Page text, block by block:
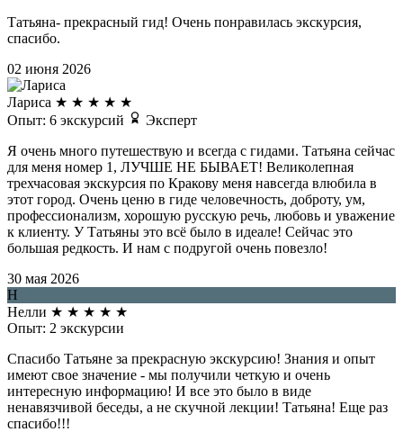
Татьяна- прекрасный гид! Очень понравилась экскурсия,
спасибо.
02 июня 2026
Лариса ★ ★ ★ ★ ★
Опыт: 6 экскурсий
Эксперт
Я очень много путешествую и всегда с гидами. Татьяна сейчас
для меня номер 1, ЛУЧШЕ НЕ БЫВАЕТ! Великолепная
трехчасовая экскурсия по Кракову меня навсегда влюбила в
этот город. Очень ценю в гиде человечность, доброту, ум,
профессионализм, хорошую русскую речь, любовь и уважение
к клиенту. У Татьяны это всё было в идеале! Сейчас это
большая редкость. И нам с подругой очень повезло!
30 мая 2026
Н
Нелли ★ ★ ★ ★ ★
Опыт: 2 экскурсии
Спасибо Татьяне за прекрасную экскурсию! Знания и опыт
имеют свое значение - мы получили четкую и очень
интересную информацию! И все это было в виде
ненавязчивой беседы, а не скучной лекции! Татьяна! Еще раз
спасибо!!!